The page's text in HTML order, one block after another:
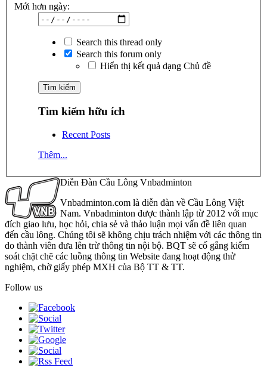
Mới hơn ngày:
Search this thread only
Search this forum only
Hiển thị kết quả dạng Chủ đề
Tìm kiếm hữu ích
Recent Posts
Thêm...
Diễn Đàn Cầu Lông Vnbadminton
Vnbadminton.com là diễn đàn về Cầu Lông Việt
Nam. Vnbadminton được thành lập từ 2012 với mục
đích giao lưu, học hỏi, chia sẻ và thảo luận mọi vấn đề liên quan
đến cầu lông. Chúng tôi sẽ không chịu trách nhiệm với các thông tin
do thành viên đưa lên trừ thông tin nội bộ. BQT sẽ cố gắng kiểm
soát chặt chẽ các luồng thông tin Website đang hoạt động thử
nghiệm, chờ giấy phép MXH của Bộ TT & TT.
Follow us